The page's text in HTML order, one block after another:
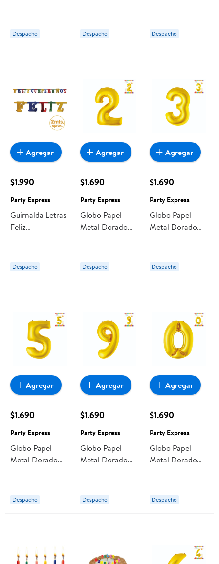
Despacho Despacho Despacho
$1.990
Party Express
Guirnalda Letras
Feliz
Express
Despacho
Agregar
$1.690
Party Express
Globo Papel
Metal Dorado
Despacho
Agregar
$1.690
Party Express
Globo Papel
Metal Dorado
Despacho
Agregar
$1.690
Party Express
Globo Papel
Metal Dorado
Despacho
Agregar
$1.690
Party Express
Globo Papel
Metal Dorado
Despacho
Agregar
$1.690
Party Express
Globo Papel
Metal Dorado
Despacho
Agregar